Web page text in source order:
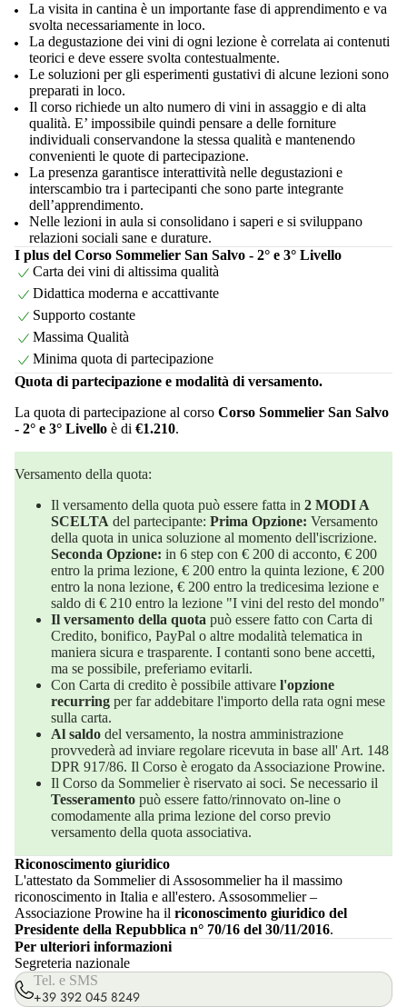
La visita in cantina è un importante fase di apprendimento e va
svolta necessariamente in loco.
La degustazione dei vini di ogni lezione è correlata ai contenuti
teorici e deve essere svolta contestualmente.
Le soluzioni per gli esperimenti gustativi di alcune lezioni sono
preparati in loco.
Il corso richiede un alto numero di vini in assaggio e di alta
qualità. E’ impossibile quindi pensare a delle forniture
individuali conservandone la stessa qualità e mantenendo
convenienti le quote di partecipazione.
La presenza garantisce interattività nelle degustazioni e
interscambio tra i partecipanti che sono parte integrante
dell’apprendimento.
Nelle lezioni in aula si consolidano i saperi e si sviluppano
relazioni sociali sane e durature.
I plus del Corso Sommelier San Salvo - 2° e 3° Livello
Carta dei vini di altissima qualità
Didattica moderna e accattivante
Supporto costante
Massima Qualità
Minima quota di partecipazione
Quota di partecipazione e modalità di versamento.
La quota di partecipazione al corso Corso Sommelier San Salvo
- 2° e 3° Livello è di €1.210.
Versamento della quota:
Il versamento della quota può essere fatta in 2 MODI A
SCELTA del partecipante: Prima Opzione: Versamento
della quota in unica soluzione al momento dell'iscrizione.
Seconda Opzione: in 6 step con € 200 di acconto, € 200
entro la prima lezione, € 200 entro la quinta lezione, € 200
entro la nona lezione, € 200 entro la tredicesima lezione e
saldo di € 210 entro la lezione "I vini del resto del mondo"
Il versamento della quota può essere fatto con Carta di
Credito, bonifico, PayPal o altre modalità telematica in
maniera sicura e trasparente. I contanti sono bene accetti,
ma se possibile, preferiamo evitarli.
Con Carta di credito è possibile attivare l'opzione
recurring per far addebitare l'importo della rata ogni mese
sulla carta.
Al saldo del versamento, la nostra amministrazione
provvederà ad inviare regolare ricevuta in base all' Art. 148
DPR 917/86. Il Corso è erogato da Associazione Prowine.
Il Corso da Sommelier è riservato ai soci. Se necessario il
Tesseramento può essere fatto/rinnovato on-line o
comodamente alla prima lezione del corso previo
versamento della quota associativa.
Riconoscimento giuridico
L'attestato da Sommelier di Assosommelier ha il massimo
riconoscimento in Italia e all'estero. Assosommelier –
Associazione Prowine ha il riconoscimento giuridico del
Presidente della Repubblica n° 70/16 del 30/11/2016.
Per ulteriori informazioni
Segreteria nazionale
Tel. e SMS
+39 392 045 8249